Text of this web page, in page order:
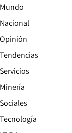
Mundo
Nacional
Opinión
Tendencias
Servicios
Minería
Sociales
Tecnología